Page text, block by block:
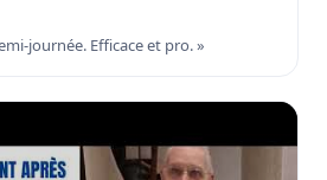
journée. Efficace et pro. »